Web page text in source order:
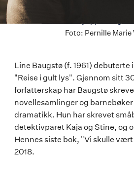
Last ned høyoppløselig
Foto: Pernille Marie
Line
Baugstø
Line Baugstø (f. 1961) debuterte
"Reise i gult lys". Gjennom sitt
forfatterskap har Baugstø
novellesamlinger og
dramatikk. Hun har skrevet
detektivparet Kaja og Stine, og
Hennes siste bok, "Vi skulle
2018.